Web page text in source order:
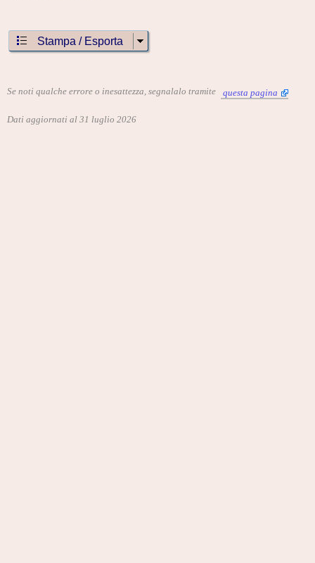
Stampa / Esporta
Se noti qualche errore o inesattezza, segnalalo tramite questa pagina
Dati aggiornati al 31 luglio 2026